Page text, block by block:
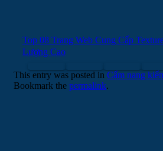
Top 08 Trang Web Cung Cấp
Lượng Cao
This entry was posted in Cẩm nang
Bookmark the permalink.